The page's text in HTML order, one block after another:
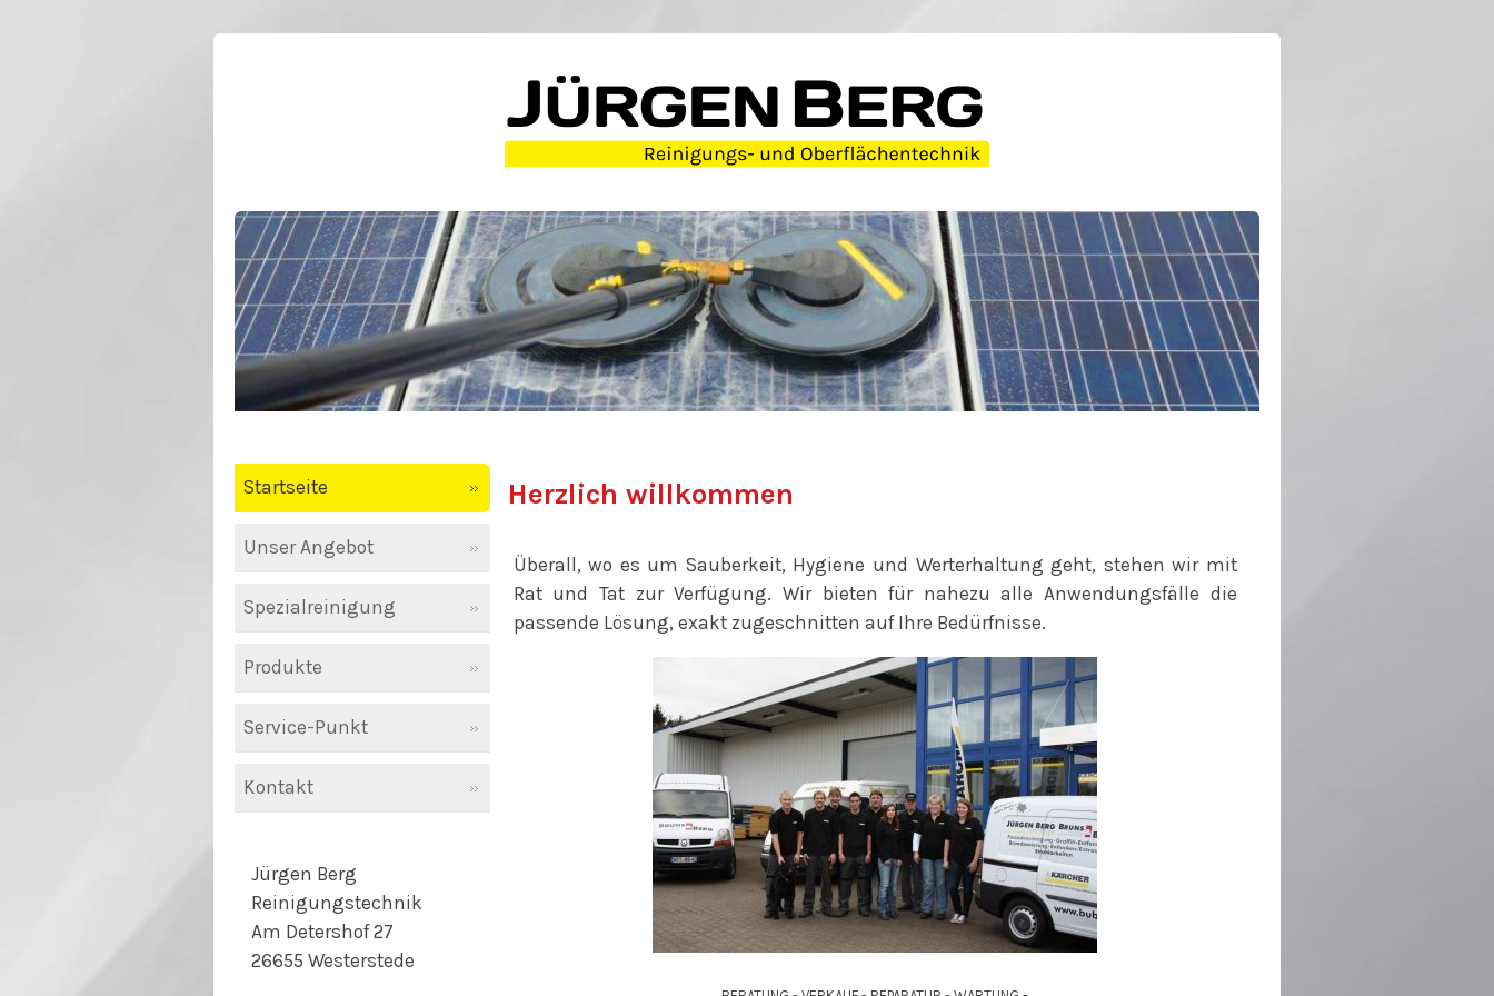
Startseite
Unser Angebot
Spezialreinigung
Produkte
Service-Punkt
Kontakt
Jürgen Berg
Reinigungstechnik
Am Detershof 27
26655 Westerstede
Herzlich willkommen
Überall, wo es um Sauberkeit, Hygiene und Werterhaltung geht, stehen wir mit
Rat und Tat zur Verfügung. Wir bieten für nahezu alle Anwendungsfälle die
passende Lösung, exakt zugeschnitten auf Ihre Bedürfnisse.